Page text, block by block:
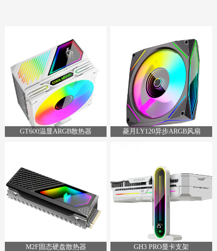
GT600温显ARGB散热器 菱月LY120异步ARGB风扇
M2F固态硬盘散热器 GH3 PRO显卡支架